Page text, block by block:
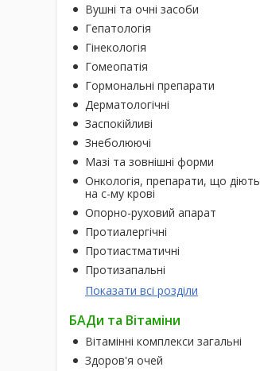
Вушні та очні засоби
Гепатологія
Гінекологія
Гомеопатія
Гормональні препарати
Дерматологічні
Заспокійливі
Знеболюючі
Мазі та зовнішні форми
Онкологія, препарати, що діють
на с-му крові
Опорно-руховий апарат
Протиалергічні
Протиастматичні
Протизапальні
Показати всі розділи
БАДи та Вітаміни
Вітамінні комплекси загальні
Здоров'я очей